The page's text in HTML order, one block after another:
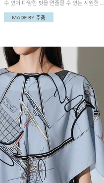
수 있어 다양한 핏을 연출할 수 있는 시원한 착
용감의 냉감 원피스! 깔끔한 반오픈 라운드넥
디자인으로 단정하면서도 세련된 분위기를 연